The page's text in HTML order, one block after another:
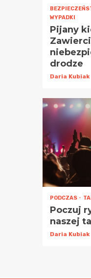
WYPADKI
Pijany
drodze
Daria Kubiak
PODCZAS
Poczuj
naszej
Daria Kubiak